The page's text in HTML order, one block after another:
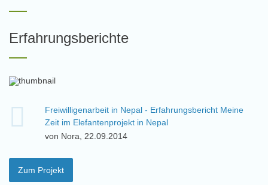
Erfahrungsberichte
Freiwilligenarbeit in Nepal - Erfahrungsbericht Meine
Zeit im Elefantenprojekt in Nepal
von Nora, 22.09.2014
Zum Projekt